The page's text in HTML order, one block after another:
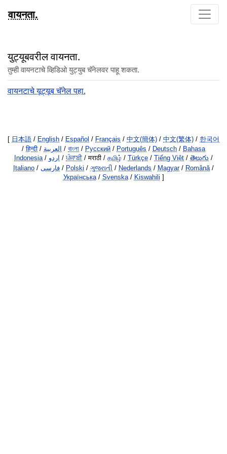
वायनता.
युट्यूबवरील वायनता.
तुम्ही वायनटाचे व्हिडिओ युट्युब चॅनेलवर पाहू शकता.
वायनटाचे यूट्यूब चॅनेल पहा.
[ 日本語 / English / Español / Français / 中文(簡体) / 中文(繁体) / 한국어
/हिन्दी / العربية / বাংলা / Русский / Português / Deutsch / Bahasa
Indonesia / اردو / ਪੰਜਾਬੀ/ मराठी / தமிழ் / Türkçe / Tiếng Việt / తెలుగు /
Italiano / فارسی / Polski / ગુજરાતી / Nederlands / Magyar/ Română /
Українська/ Svenska/ Kiswahili ]